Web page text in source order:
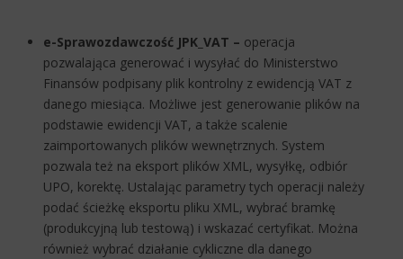
e-Sprawozdawczość JPK_VAT – operacja
pozwalająca generować i wysyłać do Ministerstwo
Finansów podpisany plik kontrolny z ewidencją VAT z
danego miesiąca. Możliwe jest generowanie plików na
podstawie ewidencji VAT, a także scalenie
zaimportowanych plików wewnętrznych. System
pozwala też na eksport plików XML, wysyłkę, odbiór
UPO, korektę. Ustalając parametry tych operacji należy
podać ścieżkę eksportu pliku XML, wybrać bramkę
(produkcyjną lub testową) i wskazać certyfikat. Można
również wybrać działanie cykliczne dla danego